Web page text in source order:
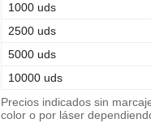
1000 uds
2500 uds
5000 uds
10000 uds
Precios indicados sin
color o por láser